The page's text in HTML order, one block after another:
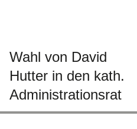
Wahl von David
Hutter in den kath.
Administrationsrat